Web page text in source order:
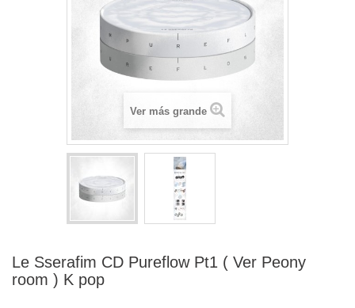
Ver más grande
Le Sserafim CD Pureflow Pt1 ( Ver Peony
room ) K pop